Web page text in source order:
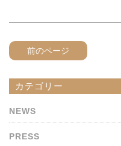
前のページ
カテゴリー
NEWS
PRESS